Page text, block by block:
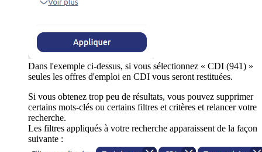
Dans l'exemple ci-dessus, si vous sélectionnez « CDI (941) »
seules les offres d'emploi en CDI vous seront restituées.
Si vous obtenez trop peu de résultats, vous pouvez supprimer
certains mots-clés ou certains filtres et critères et relancer votre
recherche.
Les filtres appliqués à votre recherche apparaissent de la façon
suivante :